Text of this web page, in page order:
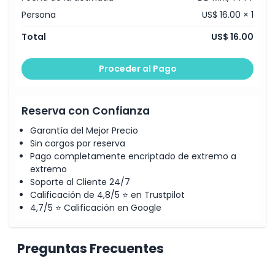
Exclusiones
Horario de Apertura
Cosas a Saber
Ubicación
Cómo Canjear
Política de Cancelación
Persona
US$ 16.00 × 1
Total
US$ 16.00
Proceder al Pago
Reserva con Confianza
Garantía del Mejor Precio
Sin cargos por reserva
Pago completamente encriptado de extremo a
extremo
Soporte al Cliente 24/7
Calificación de 4,8/5 ⭐ en Trustpilot
4,7/5 ⭐ Calificación en Google
Preguntas Frecuentes